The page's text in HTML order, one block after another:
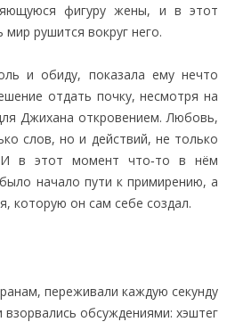
фигуру жены, и в этот
рушится вокруг него.
и обиду, показала ему нечто
отдать почку, несмотря на
Джихана откровением. Любовь,
слов, но и действий, не только
в этот момент что‑то в нём
начало пути к примирению, а
он сам себе создал.
переживали каждую секунду
обсуждениями: хэштег